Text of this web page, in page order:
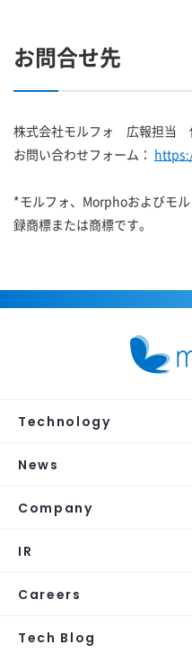
お問合せ先
株式会社モルフォ 広報担当
お問い合わせフォーム：
*モルフォ、Morphoおよびモ
録商標または商標です。
Technology
News
Company
IR
Careers
Tech Blog